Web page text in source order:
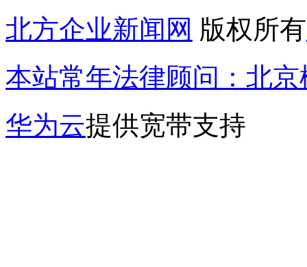
北方企业新闻网 版权所有
本站常年法律顾问：北
华为云提供宽带支持